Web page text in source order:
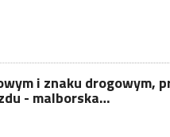
i znaku drogowym,
- malborska…